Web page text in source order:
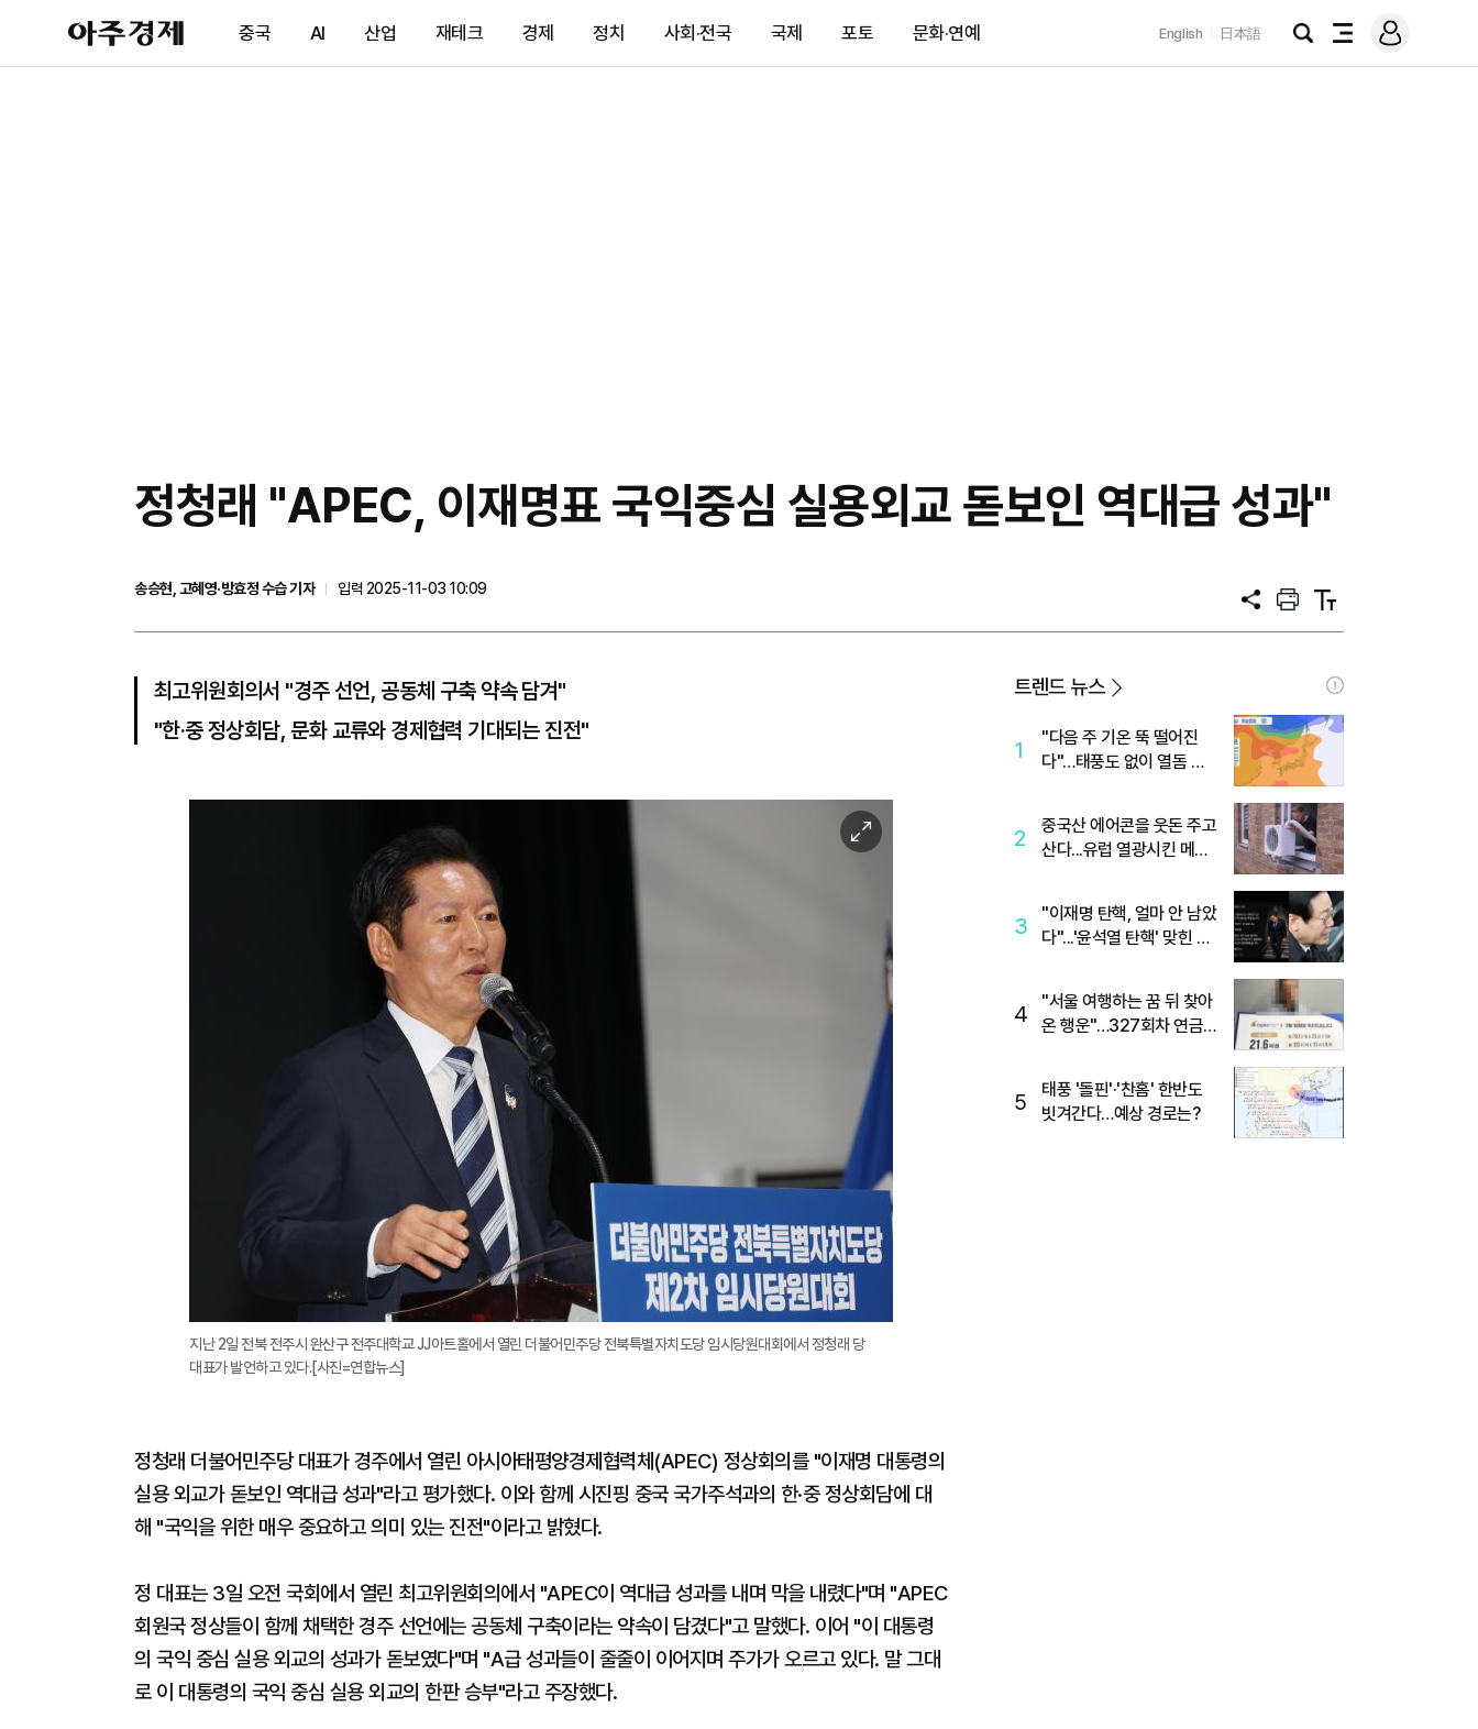
아
주
제
중국 AI 산업 재테크 경제 정치 사회·전국 국제 포토 문화·연예 English 日本語
검
전
메
그
정청래 "APEC, 이재명표 국익중심 실용외교 돋보인 역대급 성과"
송승현, 고혜영·방효정 수습 기자
입력 2025-11-03 10:09
공
프
트
텍
트
최고위원회의서 "경주 선언, 공동체 구축 약속 담겨"
"한·중 정상회담, 문화 교류와 경제협력 기대되는 진전"
이
미
지난 2일 전북 전주시 완산구 전주대학교 JJ아트홀에서 열린 더불어민주당 전북특별자치도당 임시당원대회에서 정청래 당
대표가 발언하고 있다.[사진=연합뉴스]
정청래 더불어민주당 대표가 경주에서 열린 아시아태평양경제협력체(APEC) 정상회의를 "이재명 대통령의
실용 외교가 돋보인 역대급 성과"라고 평가했다. 이와 함께 시진핑 중국 국가주석과의 한·중 정상회담에 대
해 "국익을 위한 매우 중요하고 의미 있는 진전"이라고 밝혔다.
정 대표는 3일 오전 국회에서 열린 최고위원회의에서 "APEC이 역대급 성과를 내며 막을 내렸다"며 "APEC
회원국 정상들이 함께 채택한 경주 선언에는 공동체 구축이라는 약속이 담겼다"고 말했다. 이어 "이 대통령
의 국익 중심 실용 외교의 성과가 돋보였다"며 "A급 성과들이 줄줄이 이어지며 주가가 오르고 있다. 말 그대
로 이 대통령의 국익 중심 실용 외교의 한판 승부"라고 주장했다.
트렌드 뉴스
1
"다음 주 기온 뚝 떨어진
다"…태풍도 없이 열돔 박
2
중국산 에어콘을 웃돈 주고
산다...유럽 열광시킨 메이
3
"이재명 탄핵, 얼마 안 남았
다"...'윤석열 탄핵' 맞힌 무
4
"서울 여행하는 꿈 뒤 찾아
온 행운"…327회차 연금
5
태풍 '돌핀'·'찬홈' 한반도
빗겨간다…예상 경로는?